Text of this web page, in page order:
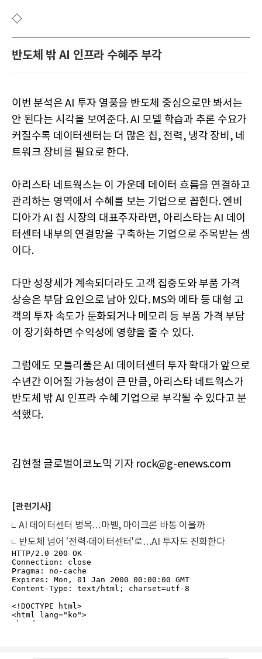
◇
반도체 밖 AI 인프라 수혜주 부각
이번 분석은 AI 투자 열풍을 반도체 중심으로만 봐서는
안 된다는 시각을 보여준다. AI 모델 학습과 추론 수요가
커질수록 데이터센터는 더 많은 칩, 전력, 냉각 장비, 네
트워크 장비를 필요로 한다.
아리스타 네트웍스는 이 가운데 데이터 흐름을 연결하고
관리하는 영역에서 수혜를 보는 기업으로 꼽힌다. 엔비
디아가 AI 칩 시장의 대표주자라면, 아리스타는 AI 데이
터센터 내부의 연결망을 구축하는 기업으로 주목받는 셈
이다.
다만 성장세가 계속되더라도 고객 집중도와 부품 가격
상승은 부담 요인으로 남아 있다. MS와 메타 등 대형 고
객의 투자 속도가 둔화되거나 메모리 등 부품 가격 부담
이 장기화하면 수익성에 영향을 줄 수 있다.
그럼에도 모틀리풀은 AI 데이터센터 투자 확대가 앞으로
수년간 이어질 가능성이 큰 만큼, 아리스타 네트웍스가
반도체 밖 AI 인프라 수혜 기업으로 부각될 수 있다고 분
석했다.
김현철 글로벌이코노믹 기자 rock@g-enews.com
[관련기사]
AI 데이터센터 병목…마벨, 마이크론 바통 이을까
반도체 넘어 '전력·데이터센터'로…AI 투자도 진화한다